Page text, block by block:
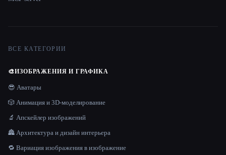
ВСЕ КАТЕГОРИИ
🎨ИЗОБРАЖЕНИЯ И ГРАФИКА
😎 Аватары
🎲 Анимация и 3D-моделирование
🔬 Апскейлер изображений
🏯 Архитектура и дизайн интерьера
🔁 Вариация изображения в изображение